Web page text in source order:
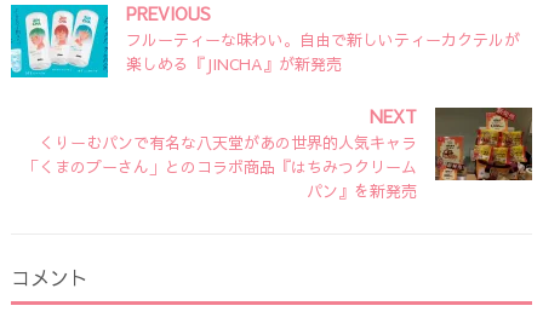
PREVIOUS
フルーティーな味わい。自由で新しいティーカクテルが
楽しめる『JINCHA』が新発売
NEXT
くりーむパンで有名な八天堂があの世界的人気キャラ
「くまのプーさん」とのコラボ商品『はちみつクリーム
パン』を新発売
コメント